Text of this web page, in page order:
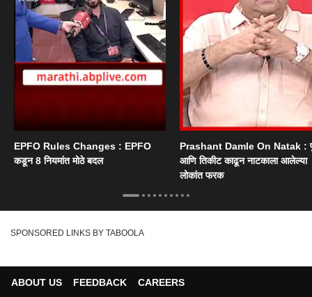
EPFO Rules Changes : EPFO
कडून 8 नियमांत मोठे बदल
Prashant Damle On Natak :
आणि तिकीट काढून नाटकाला आलेल्या
लोकांत फरक
SPONSORED LINKS BY TABOOLA
ABOUT US FEEDBACK CAREERS